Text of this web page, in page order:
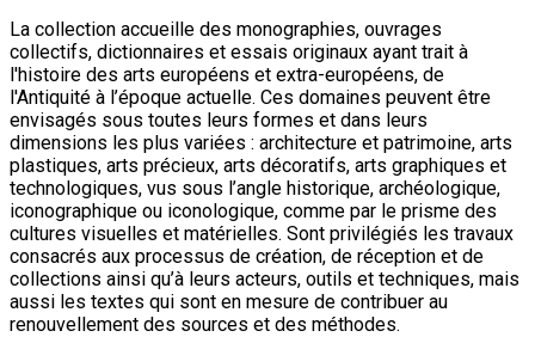
La collection accueille des monographies, ouvrages
collectifs, dictionnaires et essais originaux ayant trait à
l'histoire des arts européens et extra-européens, de
l'Antiquité à l’époque actuelle. Ces domaines peuvent être
envisagés sous toutes leurs formes et dans leurs
dimensions les plus variées : architecture et patrimoine, arts
plastiques, arts précieux, arts décoratifs, arts graphiques et
technologiques, vus sous l’angle historique, archéologique,
iconographique ou iconologique, comme par le prisme des
cultures visuelles et matérielles. Sont privilégiés les travaux
consacrés aux processus de création, de réception et de
collections ainsi qu’à leurs acteurs, outils et techniques, mais
aussi les textes qui sont en mesure de contribuer au
renouvellement des sources et des méthodes.